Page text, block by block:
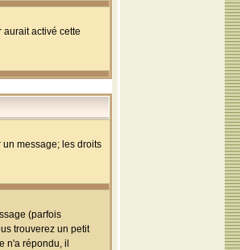
activé cette
message; les droits
(parfois
trouverez un petit
n'a répondu, il